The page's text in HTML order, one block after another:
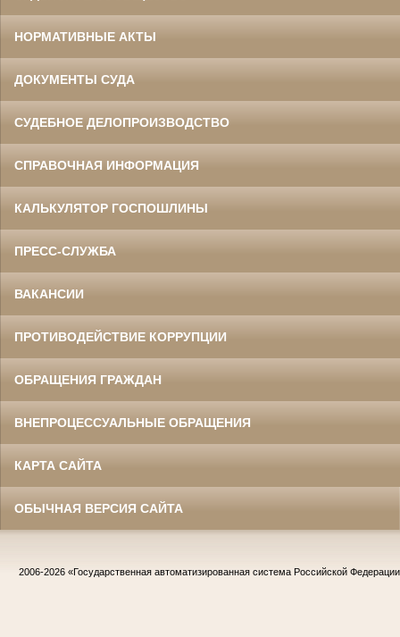
НОРМАТИВНЫЕ АКТЫ
ДОКУМЕНТЫ СУДА
СУДЕБНОЕ ДЕЛОПРОИЗВОДСТВО
СПРАВОЧНАЯ ИНФОРМАЦИЯ
КАЛЬКУЛЯТОР ГОСПОШЛИНЫ
ПРЕСС-СЛУЖБА
ВАКАНСИИ
ПРОТИВОДЕЙСТВИЕ КОРРУПЦИИ
ОБРАЩЕНИЯ ГРАЖДАН
ВНЕПРОЦЕССУАЛЬНЫЕ ОБРАЩЕНИЯ
КАРТА САЙТА
ОБЫЧНАЯ ВЕРСИЯ САЙТА
2006-2026 «Государственная автоматизированная система Российской